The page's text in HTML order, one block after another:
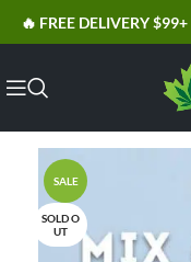
🔥 FREE DELIVERY
SALE
SOLD O
UT